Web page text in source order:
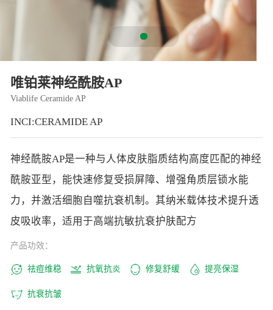
唯铂莱神经酰胺AP
Viablife Ceramide AP
INCI:CERAMIDE AP
神经酰胺AP是一种与人体皮肤脂质结构高度匹配的神经
酰胺亚型，能快速修复受损屏障、增强角质层锁水能
力，并激活细胞自噬抗衰机制。其纳米载体技术提升透
皮吸收率，适用于高端抗敏抗衰护肤配方
产品功效：
祛痘维稳 抗氧抗炎 修复舒缓 提亮保湿
抗衰抗皱